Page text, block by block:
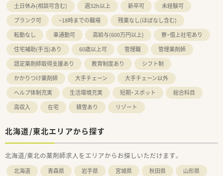
土日休み(相談可含む)
週32h以上 新卒可
未経験可
ブランク可
~18時までの職場
残業なし(ほぼなし含む)
転勤なし
車通勤可 高給与(600万円以上)
寮・借上社宅あり
住宅補助(手当)あり
60歳以上可 管理職
管理薬剤師
認定薬剤師取得支援あり
教育制度あり
シフト制
かかりつけ薬剤師
大手チェーン
大手チェーン以外
ヘルプ体制充実
生活環境充実 短期・スポット
総合科目
高収入
在宅 積雪あり リゾート
北海道/東北エリアから探す
北海道/東北の薬剤師求人をエリアからお探しいただけます。
北海道 青森県 岩手県 宮城県 秋田県
山形県